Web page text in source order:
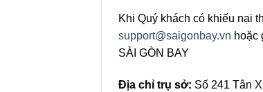
Khi Quý khách có khiếu nại
support@saigonbay.vn hoặc
SÀI GÒN BAY
Địa chỉ trụ sở: Số 241 Tân